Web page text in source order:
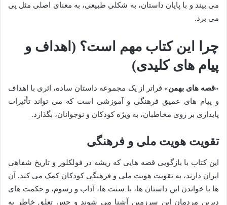
می بیند و با پایان داستان، به شکلی طبیعی، به معنای اصلی مثل پی
می برد.
چرا این کتاب مهم است؟ (اهداف و
پیام های کلیدی)
«قصه های بهمن» فراتر از یک مجموعه داستان ساده، اثری با اهداف
و پیام های عمیق فرهنگی و آموزشی است که می تواند تأثیرات
پایداری بر روی مخاطبان، به ویژه کودکان و نوجوانان، بگذارد.
تقویت هویت ملی و فرهنگی
این کتاب با بازگویی قصه هایی که ریشه در فولکلور و تاریخ شفاهی
ایران دارند، به تقویت هویت ملی و فرهنگی کودکان کمک می کند. آن
ها با خواندن این داستان ها، با سنت ها، آداب و رسوم، و حکمت های
دیرین مردمان این سرزمین آشنا می شوند و حس تعلق خاطر به